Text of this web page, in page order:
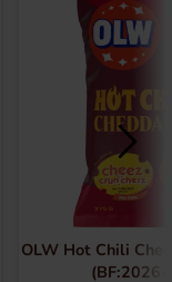
OLW Hot Chili